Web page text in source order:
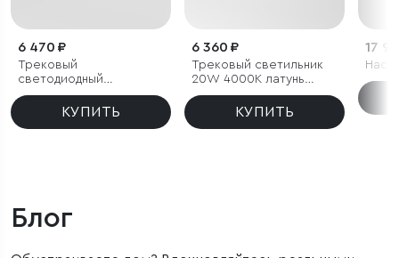
6 470 ₽
Трековый
светодиодный
светильник для
однофазного
КУПИТЬ
6 360 ₽
Трековый светильник
20W 4000K латунь
85529/01 система Лайн
КУПИТЬ
17
Блог